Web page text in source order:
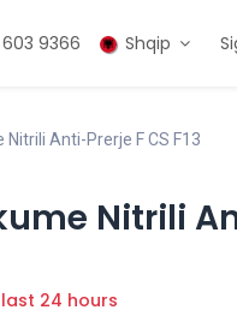
9366 Shqip
Anti-Prerje F CS F13
Nitrili
24 hours